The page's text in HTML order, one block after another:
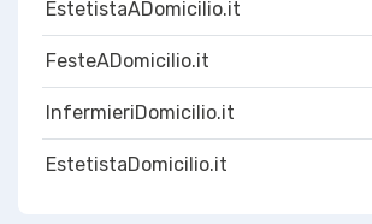
EstetistaADomicilio.it
FesteADomicilio.it
InfermieriDomicilio.it
EstetistaDomicilio.it